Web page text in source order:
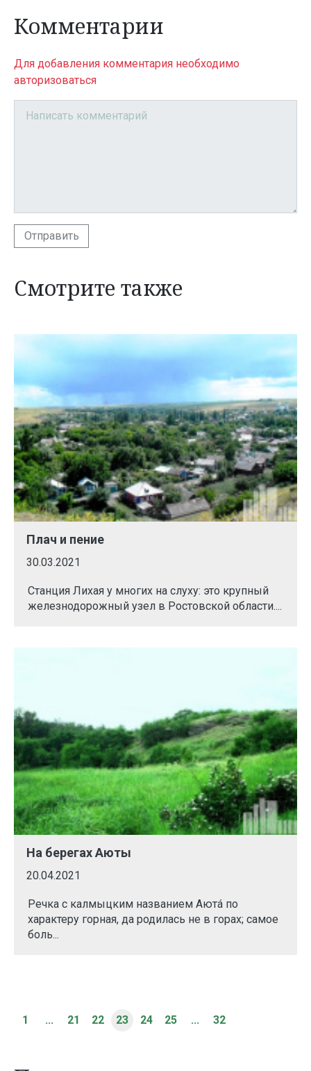
Комментарии
Для добавления комментария необходимо
авторизоваться
Отправить
Смотрите также
Плач и пение
30.03.2021
Станция Лихая у многих на слуху: это крупный
железнодорожный узел в Ростовской области....
На берегах Аюты
20.04.2021
Речка с калмыцким названием Аютá по
характеру горная, да родилась не в горах; самое
боль...
1 ... 21 22 23 24 25 ... 32